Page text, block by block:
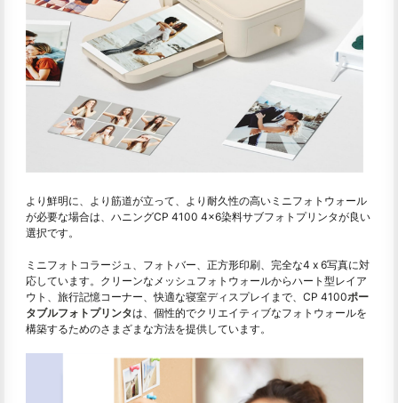
より鮮明に、より筋道が立って、より耐久性の高いミニフォトウォール
が必要な場合は、ハニングCP 4100 4×6染料サブフォトプリンタが良い
選択です。
ミニフォトコラージュ、フォトバー、正方形印刷、完全な4 x 6写真に対
応しています。クリーンなメッシュフォトウォールからハート型レイア
ウト、旅行記憶コーナー、快適な寝室ディスプレイまで、CP 4100ポー
タブルフォトプリンタは、個性的でクリエイティブなフォトウォールを
構築するためのさまざまな方法を提供しています。